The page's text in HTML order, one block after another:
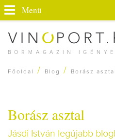
BORMAGAZIN
Menü
Főoldal / Blog / Borász asztal
Borász asztal
Jásdi István legújabb